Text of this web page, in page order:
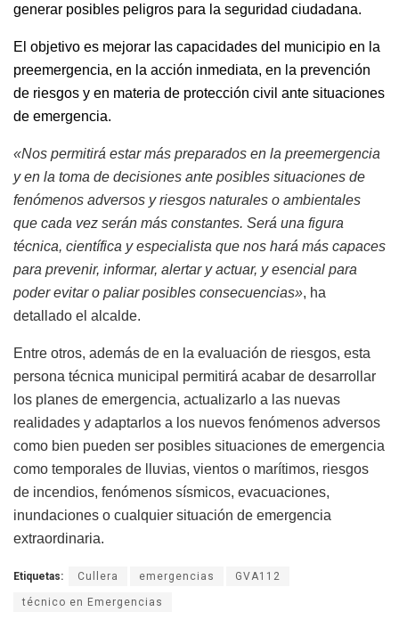
generar posibles peligros para la seguridad ciudadana.
El objetivo es mejorar las capacidades del municipio en la
preemergencia, en la acción inmediata, en la prevención
de riesgos y en materia de protección civil ante situaciones
de emergencia.
«Nos permitirá estar más preparados en la preemergencia
y en la toma de decisiones ante posibles situaciones de
fenómenos adversos y riesgos naturales o ambientales
que cada vez serán más constantes. Será una figura
técnica, científica y especialista que nos hará más capaces
para prevenir, informar, alertar y actuar, y esencial para
poder evitar o paliar posibles consecuencias», ha
detallado el alcalde.
Entre otros, además de en la evaluación de riesgos, esta
persona técnica municipal permitirá acabar de desarrollar
los planes de emergencia, actualizarlo a las nuevas
realidades y adaptarlos a los nuevos fenómenos adversos
como bien pueden ser posibles situaciones de emergencia
como temporales de lluvias, vientos o marítimos, riesgos
de incendios, fenómenos sísmicos, evacuaciones,
inundaciones o cualquier situación de emergencia
extraordinaria.
Etiquetas: Cullera emergencias GVA112
técnico en Emergencias